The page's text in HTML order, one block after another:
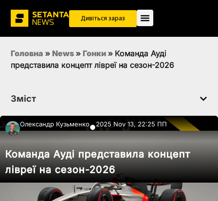
Дивіться зараз
Головна » News » Гонки » Команда Ауді
представила концепт лівреї на сезон-2026
Зміст
Олександр Кузьменко●2025 Nov 13, 22:25 ПП
Команда Ауді представила концепт
лівреї на сезон-2026